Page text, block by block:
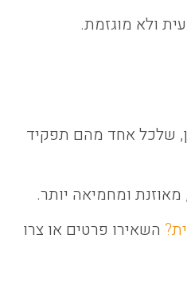
ולא מוגזמת.
שלכל אחד מהם תפקיד
ומחמיאה יותר.
השאירו פרטים או צרו